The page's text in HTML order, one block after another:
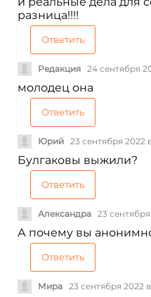
разница!!!!
Ответить
Редакция 24 сентября
молодец она
Ответить
Юрий 23 сентября 2022
Булгаковы выжили?
Ответить
Александра 23
А почему вы
Ответить
Мира 23 сентября 2022 в